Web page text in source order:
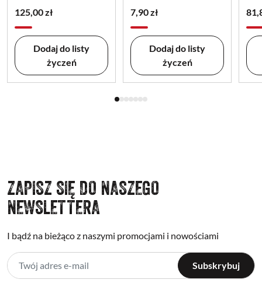
125,00 zł
Dodaj do listy
życzeń
7,90 zł
Dodaj do listy
życzeń
ZAPISZ SIĘ DO NASZEGO
NEWSLETTERA
I bądź na bieżąco z naszymi promocjami i nowościami